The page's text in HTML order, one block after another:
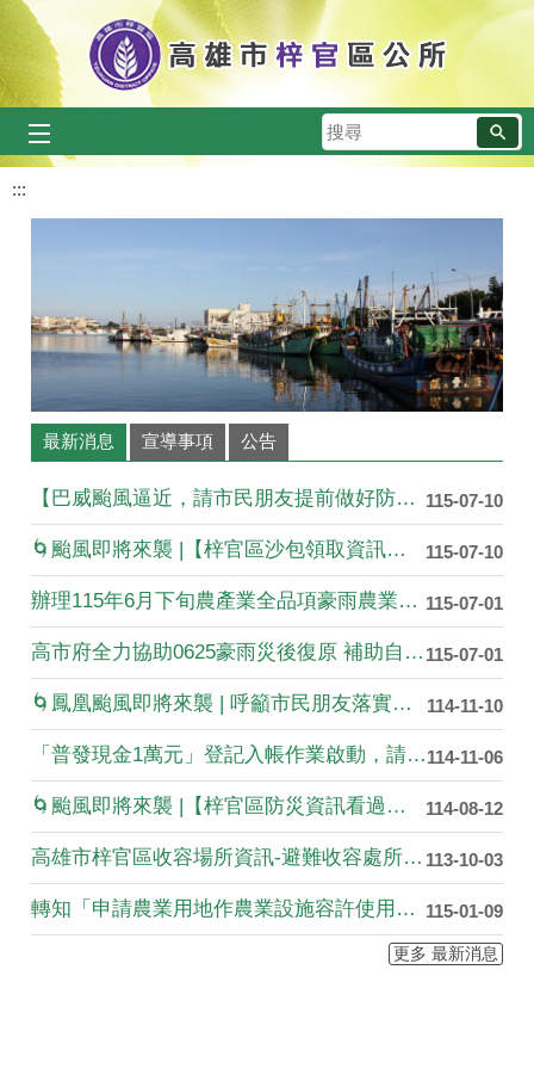
跳到主要內容區塊
搜
尋
:::
最新消息 宣導事項 公告
115-07-10
【巴威颱風逼近，請市民朋友提前做好防颱準備】
115-07-10
🌀颱風即將來襲 |【梓官區沙包領取資訊看過來📢】
115-07-01
辦理115年6月下旬農產業全品項豪雨農業天然災害現金救助案，自即日起至115年7月10日止受理農民申請，請於期限內申報
115-07-01
高市府全力協助0625豪雨災後復原 補助自7月1日起開始申請
114-11-10
🌀鳳凰颱風即將來襲 | 呼籲市民朋友落實防颱 |🌀
114-11-06
「普發現金1萬元」登記入帳作業啟動，請民眾多加利用。
114-08-12
🌀颱風即將來襲 |【梓官區防災資訊看過來📢】
113-10-03
高雄市梓官區收容場所資訊-避難收容處所一覽表
115-01-09
轉知「申請農業用地作農業設施容許使用審查辦法」部分條文及第16條附表2修正發布令。
更多 最新消息